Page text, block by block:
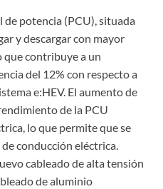
potencia (PCU), situada
y descargar con mayor
que contribuye a un
del 12% con respecto a
e:HEV. El aumento de
de la PCU
lo que permite que se
conducción eléctrica.
cableado de alta tensión
de aluminio